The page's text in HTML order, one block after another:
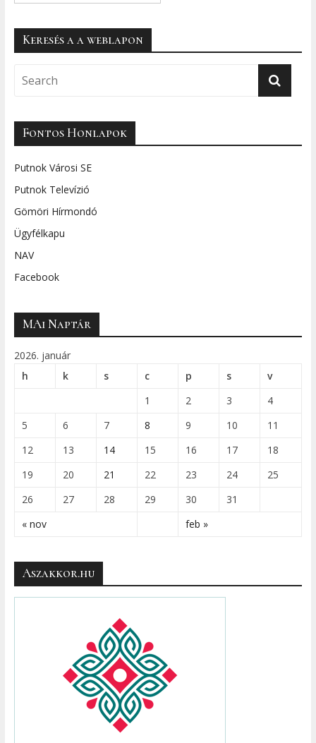
Keresés a a weblapon
Fontos Honlapok
Putnok Városi SE
Putnok Televízió
Gömöri Hírmondó
Ügyfélkapu
NAV
Facebook
MAi Naptár
2026. január
h
k s c p s v
« nov feb »
1 2 3
4
5
6 7 8 9 10
11
12
13 14 15 16 17
18
19
20 21 22 23 24
25
26
27 28 29 30 31
Aszakkor.hu